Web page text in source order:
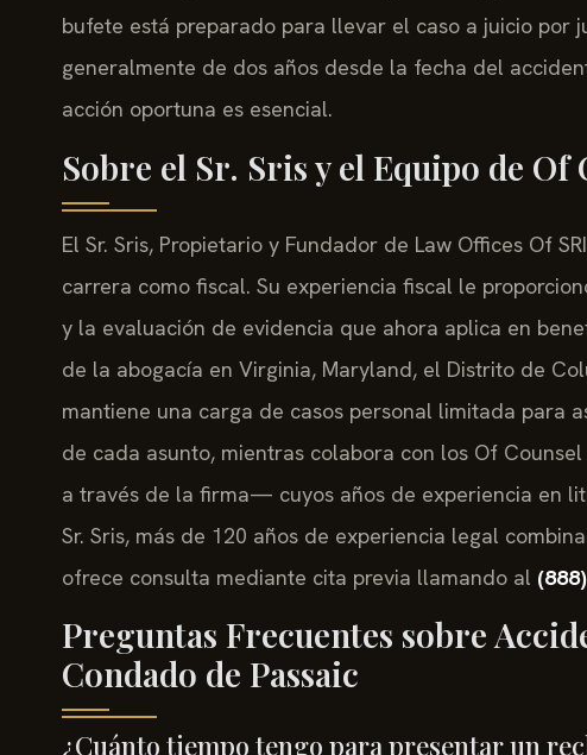
bufete está preparado para llevar el caso a juicio por
generalmente de dos años desde la fecha del
acción oportuna es esencial.
Sobre el Sr. Sris y el Equipo de Of
El Sr. Sris, Propietario y Fundador de Law Offices Of
carrera como fiscal. Su experiencia fiscal le
y la evaluación de evidencia que ahora aplica en
de la abogacía en Virginia, Maryland, el Distrito de
mantiene una carga de casos personal limitada para
de cada asunto, mientras colabora con los Of
a través de la firma— cuyos años de experiencia en
Sr. Sris, más de 120 años de experiencia legal
ofrece consulta mediante cita previa llamando al
Preguntas Frecuentes sobre
Condado de Passaic
¿Cuánto tiempo tengo para presentar un